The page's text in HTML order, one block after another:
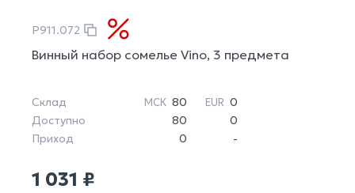
P911.072
Винный набор сомелье Vino, 3 предмета
Склад МСК 80 EUR 0
Доступно
80
0
Приход
0 -
1 031 ₽